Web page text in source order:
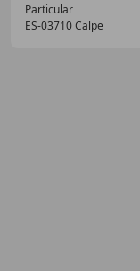
Particular
ES-03710 Calpe